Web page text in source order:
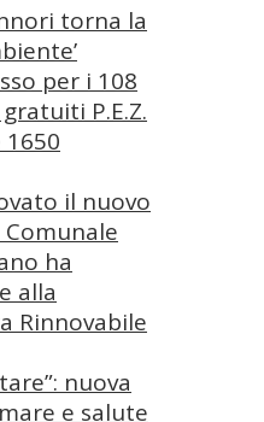
torna la
per i 108
P.E.Z.
il nuovo
ha
alla
Rinnovabile
nuova
e salute